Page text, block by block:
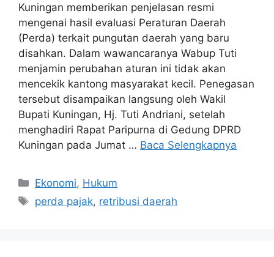
Kuningan memberikan penjelasan resmi
mengenai hasil evaluasi Peraturan Daerah
(Perda) terkait pungutan daerah yang baru
disahkan. Dalam wawancaranya Wabup Tuti
menjamin perubahan aturan ini tidak akan
mencekik kantong masyarakat kecil. Penegasan
tersebut disampaikan langsung oleh Wakil
Bupati Kuningan, Hj. Tuti Andriani, setelah
menghadiri Rapat Paripurna di Gedung DPRD
Kuningan pada Jumat … Baca Selengkapnya
Kategori
Ekonomi, Hukum
Tag
perda pajak, retribusi daerah